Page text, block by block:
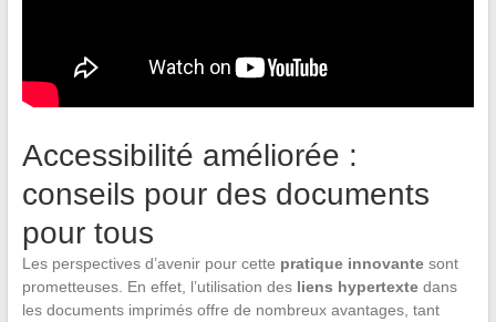
Accessibilité améliorée :
conseils pour des documents
pour tous
Les perspectives d’avenir pour cette pratique innovantesont
prometteuses. En effet, l’utilisation des liens hypertextedans
les documents imprimés offre de nombreux avantages, tant